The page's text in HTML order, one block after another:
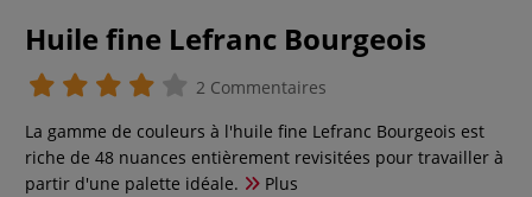
Huile fine Lefranc Bourgeois
2 Commentaires
La gamme de couleurs à l'huile fine Lefranc Bourgeois est
riche de 48 nuances entièrement revisitées pour travailler à
partir d'une palette idéale.
Plus